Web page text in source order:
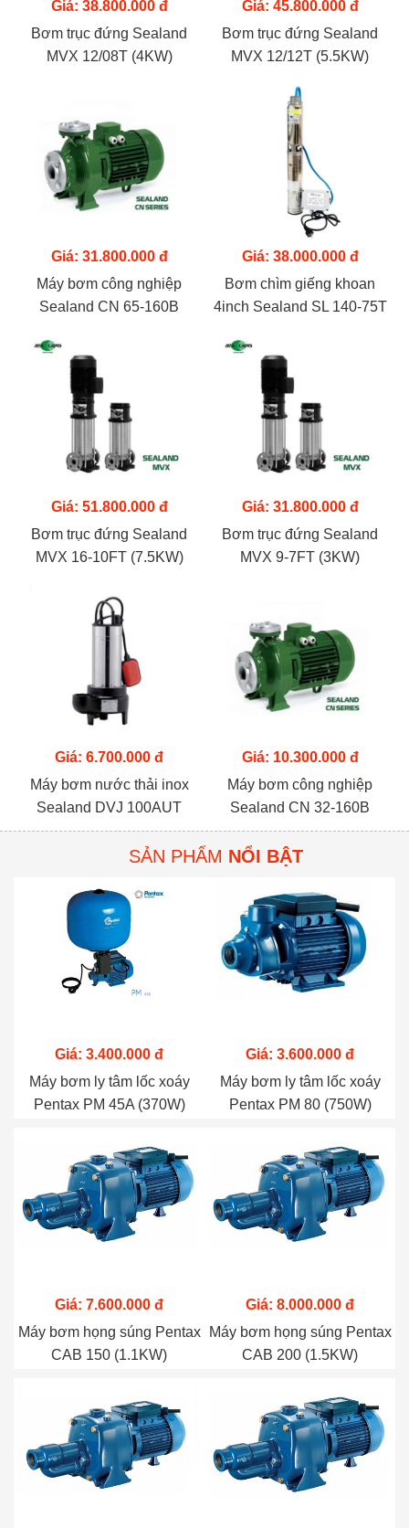
Giá: 38.800.000 đ
Bơm trục đứng Sealand
MVX 12/08T (4KW)
Giá: 45.800.000 đ
Bơm trục đứng Sealand
MVX 12/12T (5.5KW)
Giá: 31.800.000 đ
Máy bơm công nghiệp
Sealand CN 65-160B
Giá: 38.000.000 đ
Bơm chìm giếng khoan
4inch Sealand SL 140-75T
Giá: 51.800.000 đ
Bơm trục đứng Sealand
MVX 16-10FT (7.5KW)
Giá: 31.800.000 đ
Bơm trục đứng Sealand
MVX 9-7FT (3KW)
Giá: 6.700.000 đ
Máy bơm nước thải inox
Sealand DVJ 100AUT
(740W)
Giá: 10.300.000 đ
Máy bơm công nghiệp
Sealand CN 32-160B
(2.2KW)
SẢN PHẨM NỔI BẬT
Giá: 3.400.000 đ
Máy bơm ly tâm lốc xoáy
Pentax PM 45A (370W)
Giá: 3.600.000 đ
Máy bơm ly tâm lốc xoáy
Pentax PM 80 (750W)
Giá: 7.600.000 đ
Máy bơm họng súng Pentax
CAB 150 (1.1KW)
Giá: 8.000.000 đ
Máy bơm họng súng Pentax
CAB 200 (1.5KW)